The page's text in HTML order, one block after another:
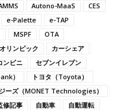
Autono-MaaS
CES
e-Palette
e-TAP
MSPF
OTA
オリンピック
カーシェア
ンビニ
セブンイレブン
）
トヨタ（Toyota）
ーズ（MONET Technologies）
修記事 自動車
自動運転